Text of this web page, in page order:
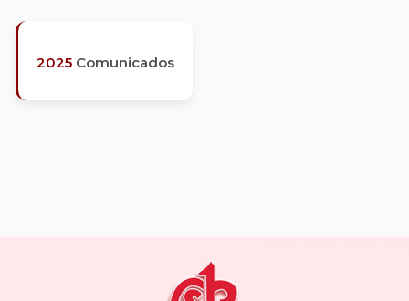
2025 Comunicados